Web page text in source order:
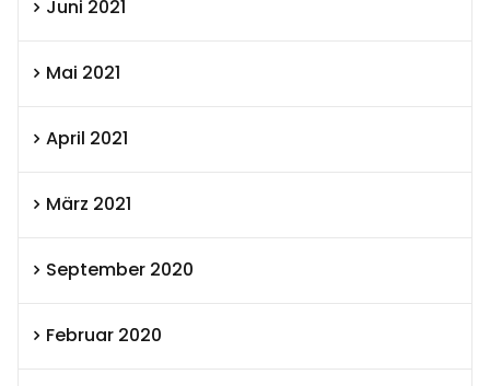
Juni 2021
Mai 2021
April 2021
März 2021
September 2020
Februar 2020